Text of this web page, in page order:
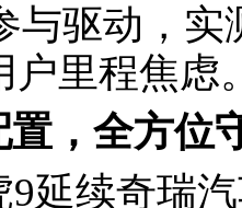
与驱动，
户里程焦虑
，全方位
9延续奇瑞